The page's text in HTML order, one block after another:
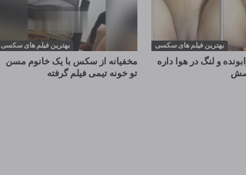
بهترین فیلم های سکسی
مخفیانه از سکس با یک خانوم مسن
تو خونه تیمی فیلم گرفته
بهترین فیلم های سکسی
و لنگ در هوا داره